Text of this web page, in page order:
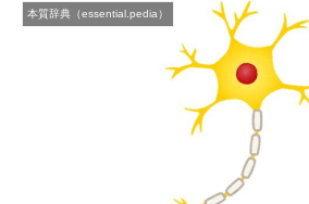
本質辞典（essential.pedia）